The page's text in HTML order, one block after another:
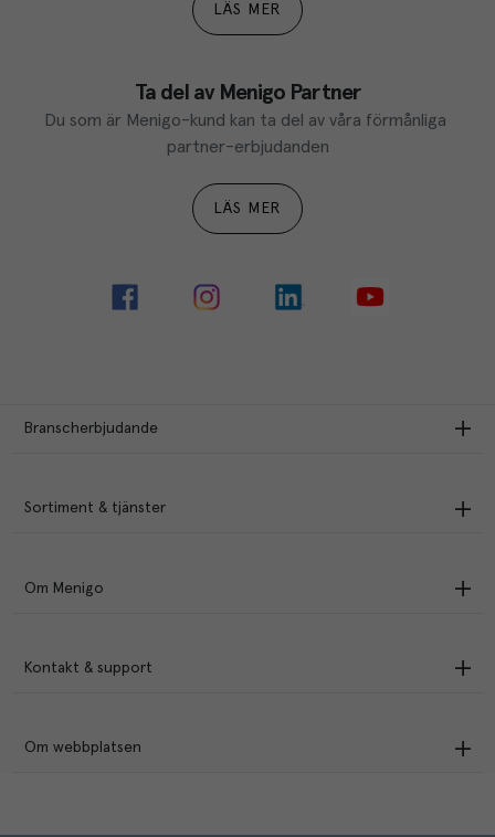
LÄS MER
Ta del av Menigo Partner
Du som är Menigo-kund kan ta del av våra förmånliga
partner-erbjudanden
LÄS MER
Branscherbjudande
Sortiment & tjänster
Om Menigo
Kontakt & support
Om webbplatsen